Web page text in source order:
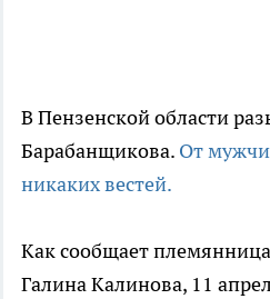
В Пензенской области
Барабанщикова. От
никаких вестей.
Как сообщает
Галина Калинова, 11